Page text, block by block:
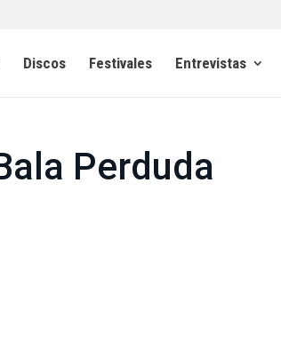
Discos Festivales Entrevistas
Perduda